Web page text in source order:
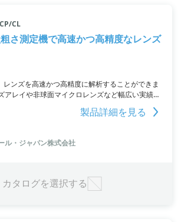
CL
さ測定機で高速かつ高精度なレンズ
レンズを高速かつ高精度に解析することができま
アレイや非球面マイクロレンズなど幅広い実績が
まざまなアプリケーションに対応しています。測
輪郭・真直度・断面積・平坦度・体積などを高速
約1分であり、Z方向0.02μｍ、X方向1μｍの高分
。
製品詳細を見る
ル・ジャパン株式会社
カタログを選択する